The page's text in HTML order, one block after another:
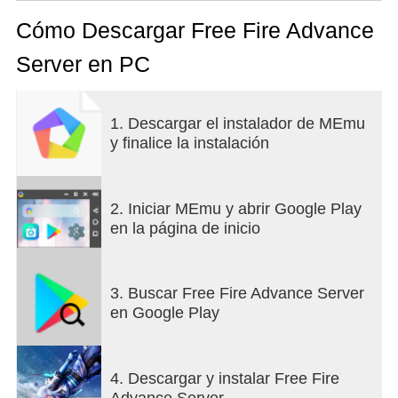
Cómo Descargar Free Fire Advance
Server en PC
1. Descargar el instalador de MEmu
y finalice la instalación
2. Iniciar MEmu y abrir Google Play
en la página de inicio
3. Buscar Free Fire Advance Server
en Google Play
4. Descargar y instalar Free Fire